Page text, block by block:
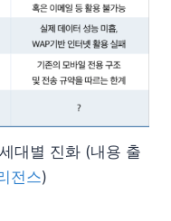
대별 진화 (내용 출
전스)